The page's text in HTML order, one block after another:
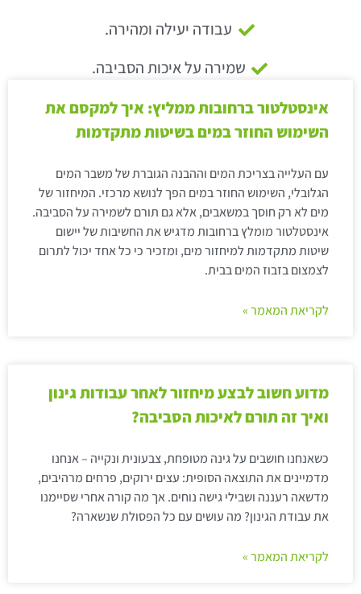
עבודה יעילה ומהירה.
שמירה על איכות הסביבה.
אינסטלטור ברחובות ממליץ: איך למקסם את
השימוש החוזר במים בשיטות מתקדמות
עם העלייה בצריכת המים וההבנה הגוברת של משבר המים
הגלובלי, השימוש החוזר במים הפך לנושא מרכזי. המיחזור של
מים לא רק חוסך במשאבים, אלא גם תורם לשמירה על הסביבה.
אינסטלטור מומלץ ברחובות מדגיש את החשיבות של יישום
שיטות מתקדמות למיחזור מים, ומזכיר כי כל אחד יכול לתרום
לצמצום בזבוז המים בבית.
לקריאת המאמר »
מדוע חשוב לבצע מיחזור לאחר עבודות גינון
ואיך זה תורם לאיכות הסביבה?
כשאנחנו חושבים על גינה מטופחת, צבעונית ונקייה – אנחנו
מדמיינים את התוצאה הסופית: עצים ירוקים, פרחים מרהיבים,
מדשאה רעננה ושבילי גישה נוחים. אך מה קורה אחרי שסיימנו
את עבודת הגינון? מה עושים עם כל הפסולת שנשארה?
לקריאת המאמר »